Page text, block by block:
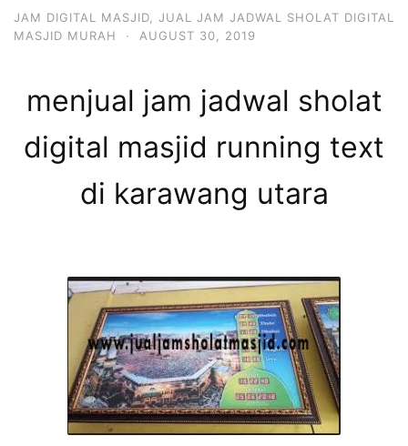
JAM DIGITAL MASJID
JUAL JAM JADWAL SHOLAT DIGITAL
MASJID MURAH
· AUGUST 30, 2019
menjual jam jadwal sholat
digital masjid running text
di karawang utara